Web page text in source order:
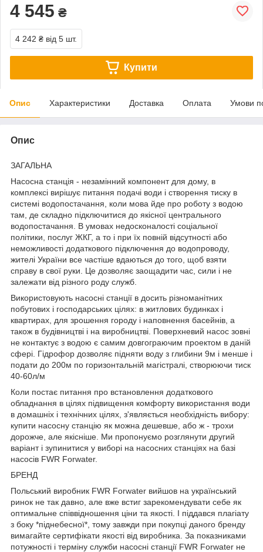
4 545 ₴
4 242 ₴ від 5 шт.
Купити
Опис Характеристики Доставка Оплата Умови
Опис
ЗАГАЛЬНА
Насосна станція - незамінний компонент для дому, в
комплексі вирішує питання подачі води і створення тиску в
системі водопостачання, коли мова йде про роботу з водою
там, де складно підключитися до якісної центрального
водопостачання. В умовах недосконалості соціальної
політики, послуг ЖКГ, а то і при їх повній відсутності або
неможливості додаткового підключення до водопроводу,
жителі України все частіше вдаються до того, щоб взяти
справу в свої руки. Це дозволяє заощадити час, сили і не
залежати від різного роду служб.
Використовують насосні станції в досить різноманітних
побутових і господарських цілях: в житлових будинках і
квартирах, для зрошення городу і наповнення басейнів, а
також в будівництві і на виробництві. Поверхневий насос зовні
не контактує з водою є самим довгограючим проектом в даній
сфері. Гідрофор дозволяє підняти воду з глибини 9м і менше і
подати до 200м по горизонтальній магістралі, створюючи тиск
40-60л/м
Коли постає питання про встановлення додаткового
обладнання в цілях підвищення комфорту використання води
в домашніх і технічних цілях, з'являється необхідність вибору:
купити насосну станцію як можна дешевше, або ж - трохи
дорожче, але якісніше. Ми пропонуємо розглянути другий
варіант і зупинитися у виборі на насосних станціях на базі
насосів FWR Forwater.
БРЕНД
Польський виробник FWR Forwater вийшов на український
ринок не так давно, але вже встиг зарекомендувати себе як
оптимальне співвідношення ціни та якості. І піддався плагіату
з боку *піднебесної*, тому завжди при покупці даного бренду
вимагайте сертифікати якості від виробника. За показниками
потужності і терміну служби насосні станції FWR Forwater не